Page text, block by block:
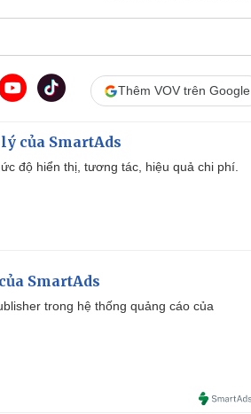
Thêm VOV trên Google
của SmartAds
độ hiển thị, tương tác, hiệu quả chi phí.
SmartAds
trong hệ thống quảng cáo của